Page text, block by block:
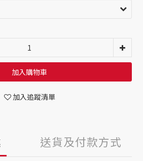
加入購物車
加入追蹤清單
送貨及付款方式